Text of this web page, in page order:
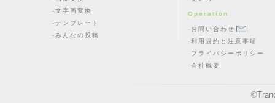
文字画変換
テンプレート
みんなの投稿
Operation
お問い合わせ
利用規約と注意事項
プライバシーポリシー
会社概要
©